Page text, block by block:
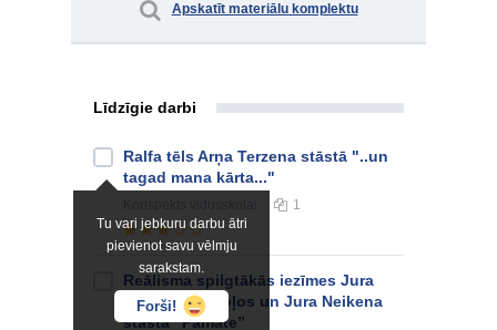
Apskatīt materiālu komplektu
Līdzīgie darbi
Tu vari jebkuru darbu ātri
pievienot savu vēlmju
sarakstam.
Forši!
Ralfa tēls Arņa Terzena stāstā "..un
tagad mana kārta..."
1
Reālisma spilgtākās iezīmes Jura
Alunāna dzejoļos un Jura Neikena
stāstā “Pamāte”